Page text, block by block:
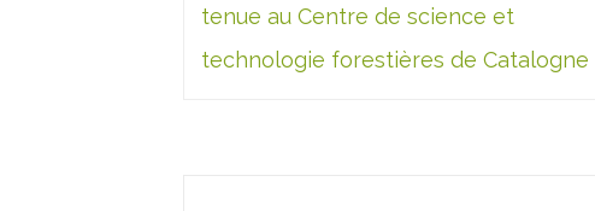
tenue au Centre de science et
technologie forestières de Catalogne